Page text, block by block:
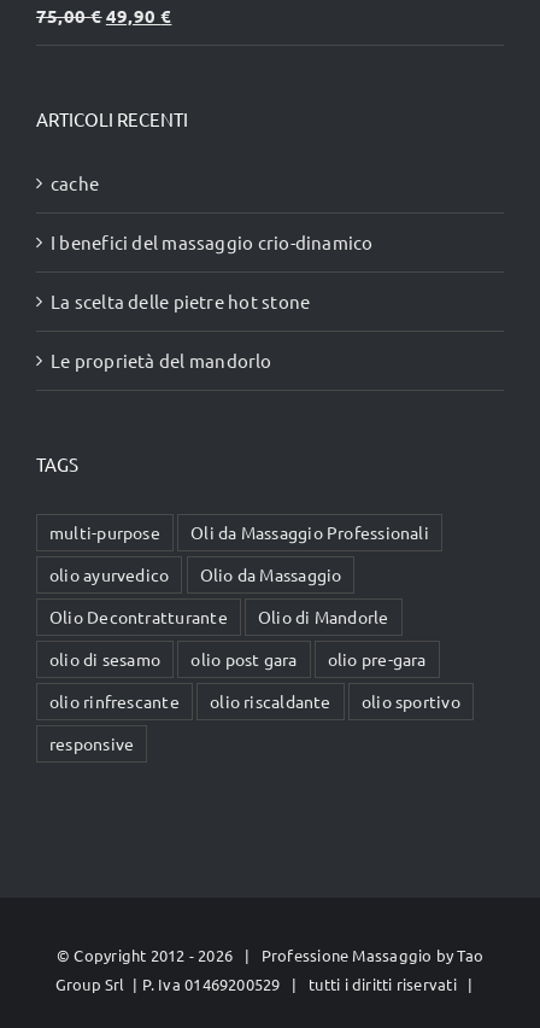
Valutato
5.00su 5
75,00€Il
prezzo
era:
49,90€
prezzo
è:
ARTICOLI RECENTI
cache
I benefici del massaggio crio-dinamico
La scelta delle pietre hot stone
Le proprietà del mandorlo
TAGS
multi-purpose
Oli da Massaggio Professionali
olio ayurvedico
Olio da Massaggio
Olio Decontratturante
Olio di Mandorle
olio di sesamo
olio post gara
olio pre-gara
olio rinfrescante
olio riscaldante
olio sportivo
responsive
© Copyright 2012 - 2026 | Professione Massaggio byTao
Group Srl | P. Iva 01469200529 | tutti i diritti riservati |